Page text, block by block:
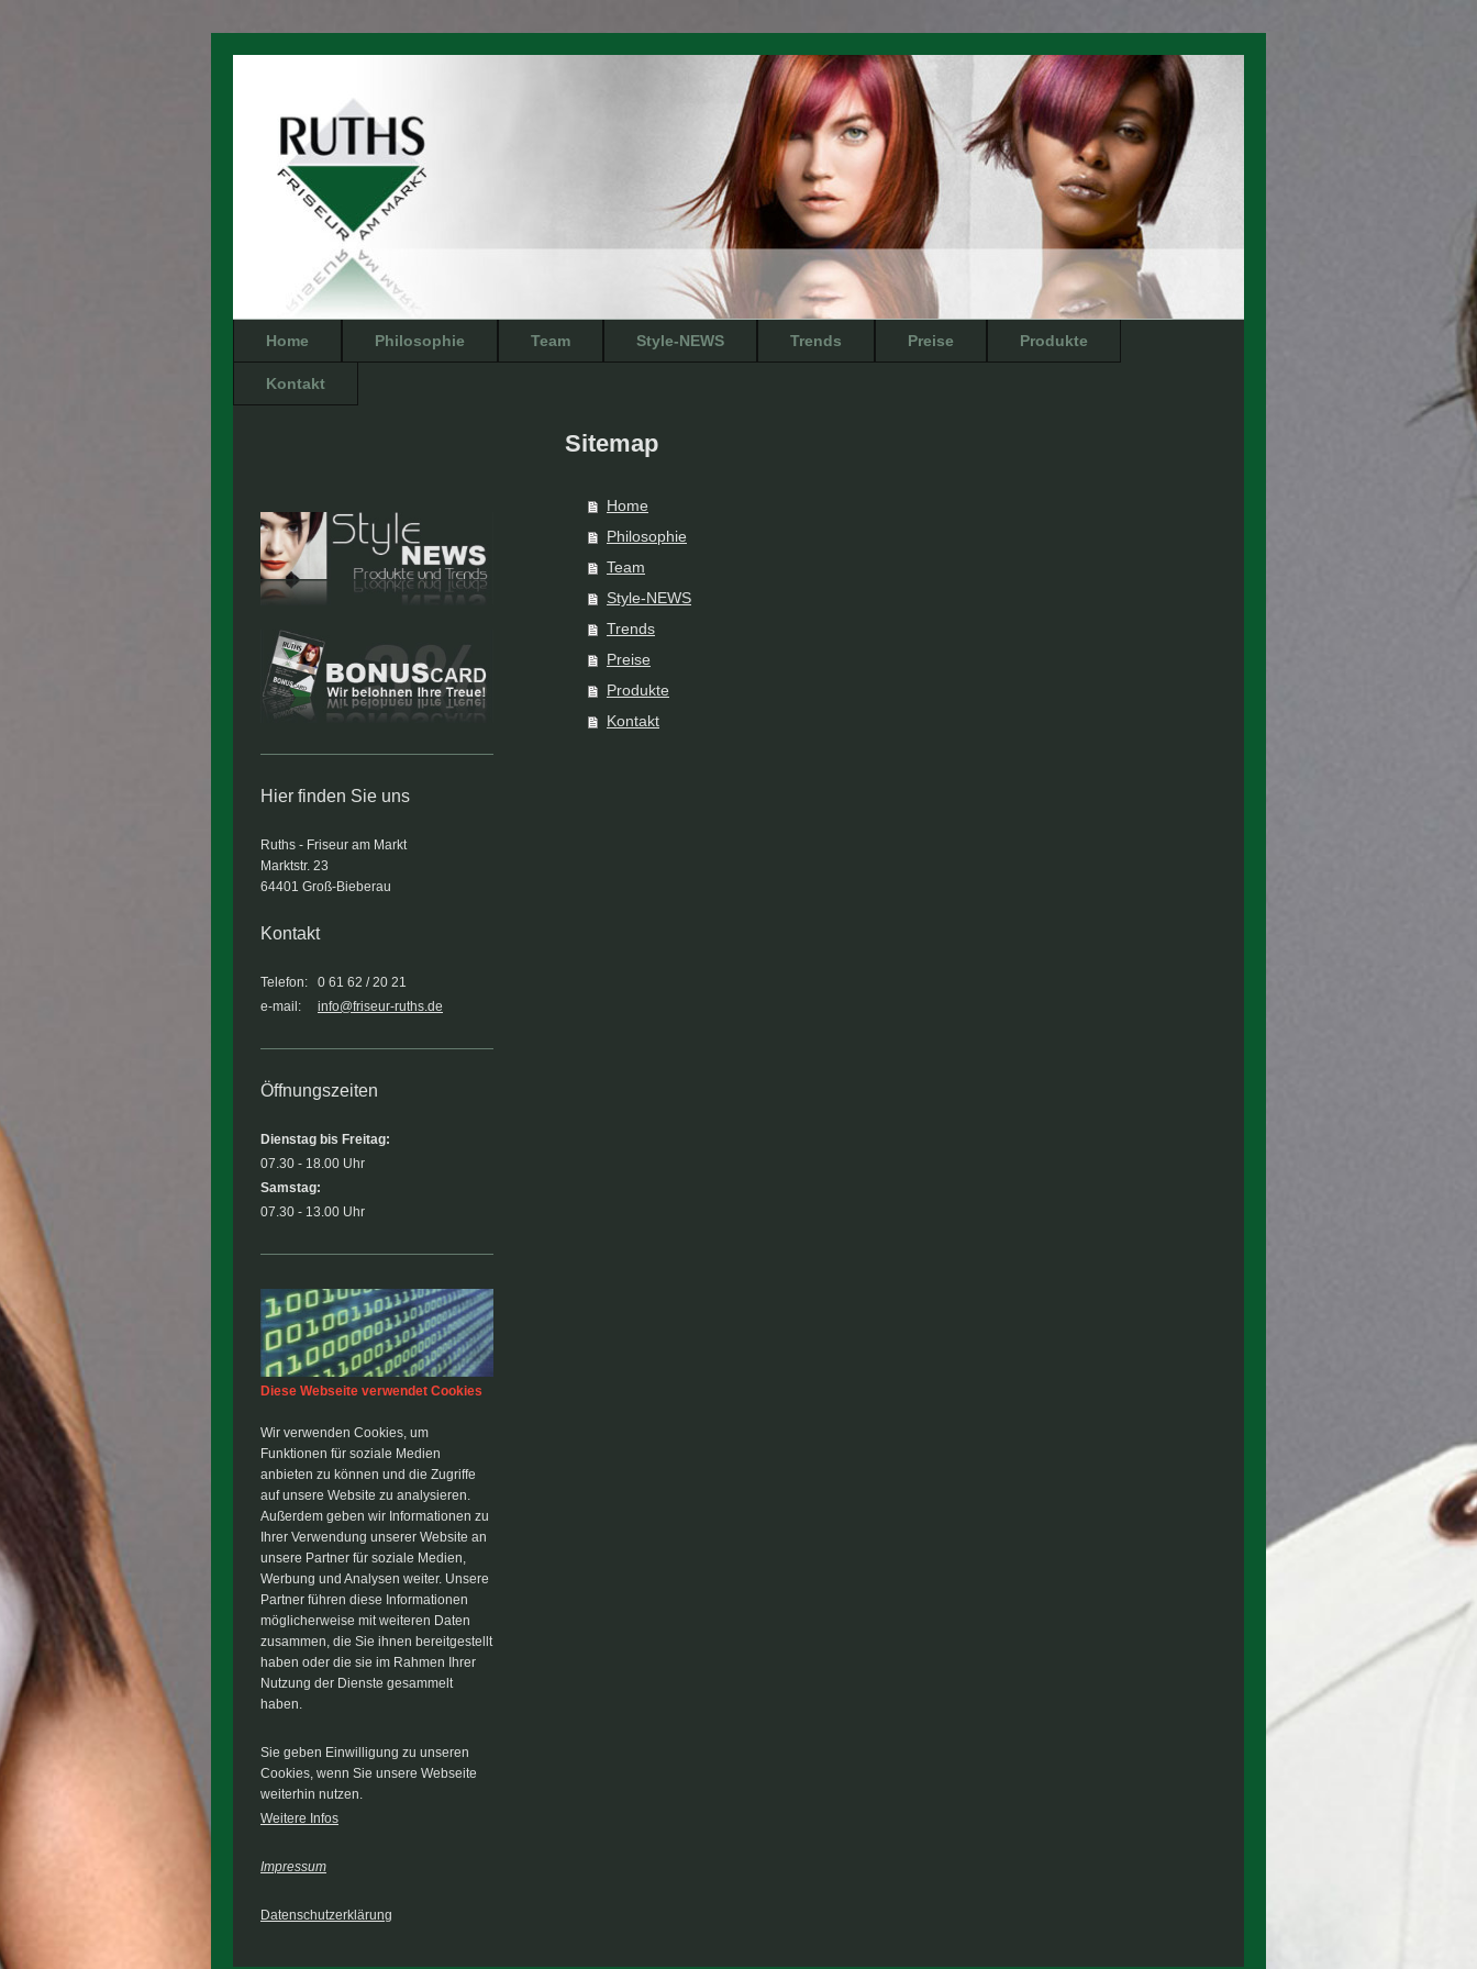
Home Philosophie Team Style-NEWS Trends Preise Produkte
Kontakt
Sitemap
Home
Philosophie
Team
Style-NEWS
Trends
Preise
Produkte
Kontakt
Hier finden Sie uns
Ruths - Friseur am Markt
Marktstr. 23
64401 Groß-Bieberau
Kontakt
Telefon: 0 61 62 / 20 21
e-mail: info@friseur-ruths.de
Öffnungszeiten
Dienstag bis Freitag:
07.30 - 18.00 Uhr
Samstag:
07.30 - 13.00 Uhr
Diese Webseite verwendet Cookies
Wir verwenden Cookies, um
Funktionen für soziale Medien
anbieten zu können und die Zugriffe
auf unsere Website zu analysieren.
Außerdem geben wir Informationen zu
Ihrer Verwendung unserer Website an
unsere Partner für soziale Medien,
Werbung und Analysen weiter. Unsere
Partner führen diese Informationen
möglicherweise mit weiteren Daten
zusammen, die Sie ihnen bereitgestellt
haben oder die sie im Rahmen Ihrer
Nutzung der Dienste gesammelt
haben.
Sie geben Einwilligung zu unseren
Cookies, wenn Sie unsere Webseite
weiterhin nutzen.
Weitere Infos
Impressum
Datenschutzerklärung